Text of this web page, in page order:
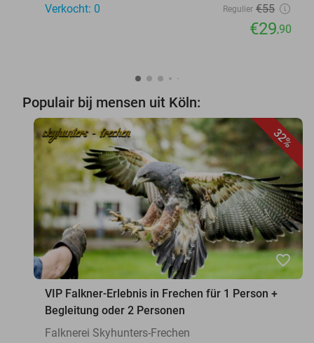
Verkocht: 0 Regulier €55
€29,90
Populair bij mensen uit Köln:
32%
favorite_border
VIP Falkner-Erlebnis in Frechen für 1 Person +
Begleitung oder 2 Personen
Falknerei Skyhunters-Frechen